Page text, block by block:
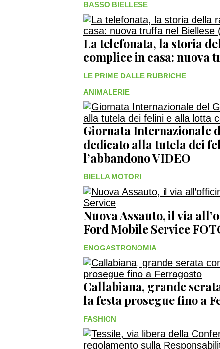
BASSO BIELLESE
La telefonata, la storia
complice in casa: nuova
LE PRIME DALLE RUBRICHE
ANIMALERIE
Giornata Internazionale
dedicato alla tutela dei
l’abbandono VIDEO
BIELLA MOTORI
Nuova Assauto, il via
Ford Mobile Service
ENOGASTRONOMIA
Callabiana, grande
la festa prosegue fino a
FASHION